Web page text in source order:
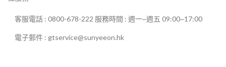
客服電話 : 0800-678-222 服務時間 : 週一~週五 09:00~17:00
電子郵件 : gtservice@sunyeeon.hk